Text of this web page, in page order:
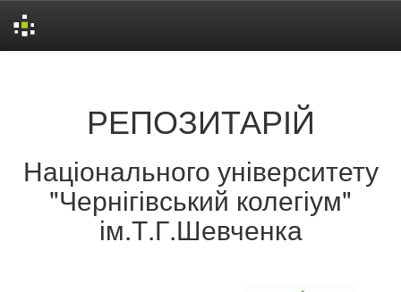
РЕПОЗИТАРІЙ
Національного університету
"Чернігівський колегіум"
ім.Т.Г.Шевченка